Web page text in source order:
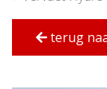
terug